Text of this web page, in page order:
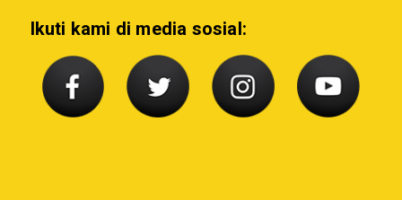
Ikuti kami di media sosial: